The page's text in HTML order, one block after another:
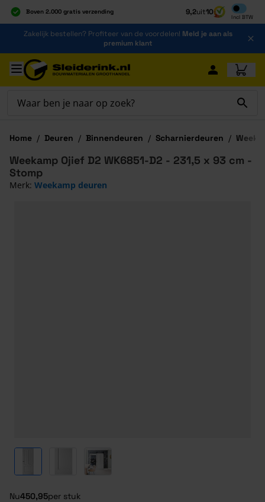
Boven 2.000 gratis verzending
Al 40 jaar dé specialist
Alles onder één dak
9,2uit10
Incl BTW
Inclusief
Ga naar de inhoud
Zakelijk bestellen? Profiteer van de voordelen! Meld je aan als
premium klant
Ga naar hoofdinhoud
Home / Deuren / Binnendeuren / Scharnierdeuren /
View larger imageView larger imageView larger image
Nu450,95per stuk
Weekamp Ojief D2 WK6851-D2 - 231,5 x 93 cm -
Stomp
Merk: Weekamp deuren